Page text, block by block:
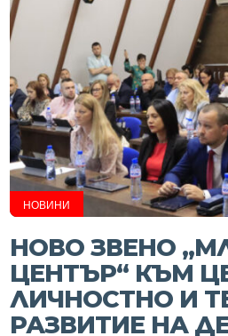
НОВИНИ
НОВО ЗВЕНО
ЦЕНТЪР“ КЪМ
ЛИЧНОСТНО И
РАЗВИТИЕ НА